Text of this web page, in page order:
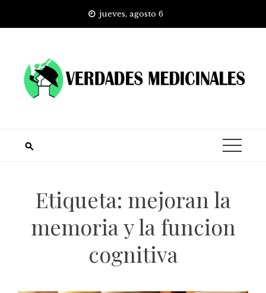
jueves, agosto 6
Etiqueta: mejoran la
memoria y la funcion
cognitiva